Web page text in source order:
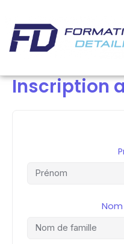
Inscription